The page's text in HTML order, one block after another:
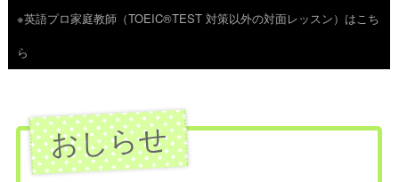
へ
ス
※英語プロ家庭教師（TOEIC®TEST 対策以外の対面レッスン）はこち
ら